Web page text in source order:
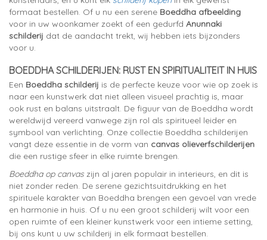
formaat bestellen. Of u nu een serene Boeddha afbeelding
voor in uw woonkamer zoekt of een gedurfd Anunnaki
schilderij dat de aandacht trekt, wij hebben iets bijzonders
voor u.
BOEDDHA SCHILDERIJEN: RUST EN SPIRITUALITEIT IN HUIS
Een Boeddha schilderij is de perfecte keuze voor wie op zoek is
naar een kunstwerk dat niet alleen visueel prachtig is, maar
ook rust en balans uitstraalt. De figuur van de Boeddha wordt
wereldwijd vereerd vanwege zijn rol als spiritueel leider en
symbool van verlichting. Onze collectie Boeddha schilderijen
vangt deze essentie in de vorm van canvas olieverfschilderijen
die een rustige sfeer in elke ruimte brengen.
Boeddha op canvas zijn al jaren populair in interieurs, en dit is
niet zonder reden. De serene gezichtsuitdrukking en het
spirituele karakter van Boeddha brengen een gevoel van vrede
en harmonie in huis. Of u nu een groot schilderij wilt voor een
open ruimte of een kleiner kunstwerk voor een intieme setting,
bij ons kunt u uw schilderij in elk formaat bestellen.